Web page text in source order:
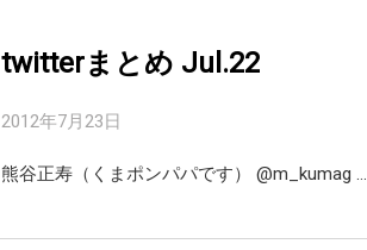
twitterまとめ Jul.22
2012年7月23日
熊谷正寿（くまポンパパです） ‏@m_kumag …